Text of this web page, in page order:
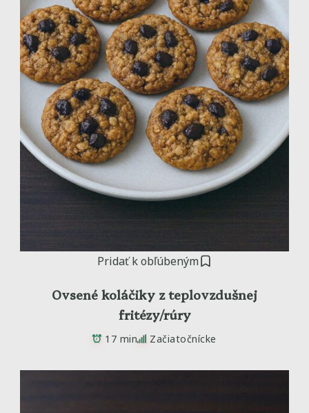
Pridať k obľúbeným
Ovsené koláčiky z teplovzdušnej
fritézy/rúry
17 min Začiatočnícke